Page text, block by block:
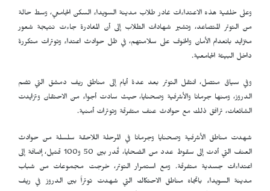
وعلى خلفية هذه الاعتداءات غادر طلاب مدينة السويداء السكن الجامعي، وسط حالة
من التوتر المتصاعد، وتشير شهادات الطلاب إلى أن المغادرة جاءت نتيجة شعور
متزايد بانعدام الأمان والخوف على سلامتهم، في ظل حوادث اعتداء وتوترات متكررة
داخل البيئة الجامعية.
وفي سياق متصل، انتقل التوتر بعد عدة أيام إلى مناطق ريف دمشق التي تضم
الدروز، ومنها جرمانا والأشرفية وصحنايا، حيث سادت أجواء من الاحتقان وتزايدت
الشائعات، ترافق ذلك مع حوادث عنف متفرقة وتوترات أمنية.
شهدت مناطق الأشرفية وصحنايا وجرمانا في المرحلة اللاحقة سلسلة من حوادث
العنف التي أدت إلى سقوط عدد من الضحايا، قُدر بين 50 و100 قتيل، إضافة إلى
اعتداءات جسدية متفرقة. ومع استمرار التوتر، خرجت مجموعات من شباب
مدينة السويداء باتجاه مناطق الاحتكاك التي شهدت توتراً بين الدروز في ريف